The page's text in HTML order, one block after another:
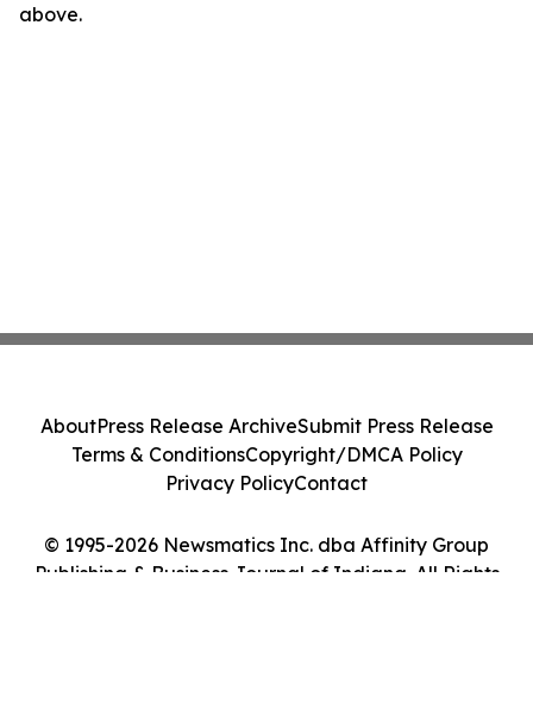
above.
© 1995-2026 Newsmatics Inc. dba Affinity Group
Publishing & Business Journal of Indiana. All Rights
AboutPress Release ArchiveSubmit Press Release
Terms & ConditionsCopyright/DMCA Policy
Privacy PolicyContact